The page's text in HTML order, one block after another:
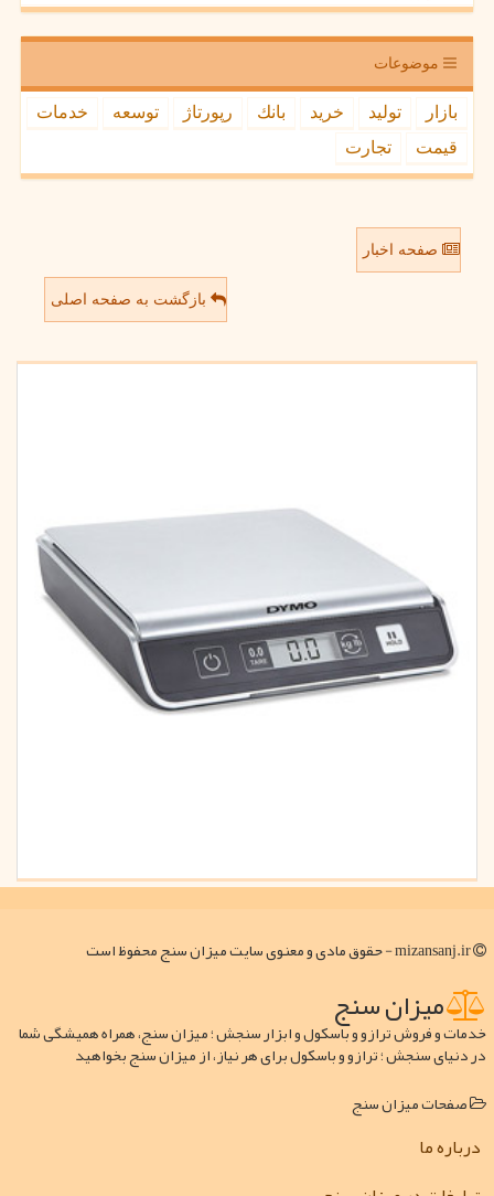
موضوعات
بازار تولید خرید بانك رپورتاژ توسعه
خدمات
قیمت
تجارت
صفحه اخبار
بازگشت به صفحه اصلی
میزان سنج
خدمات و فروش ترازو و باسکول و ابزار سنجش ؛ میزان سنج، همراه همیشگی شما
در دنیای سنجش ؛ ترازو و باسکول برای هر نیاز، از میزان سنج بخواهید
صفحات میزان سنج
درباره ما